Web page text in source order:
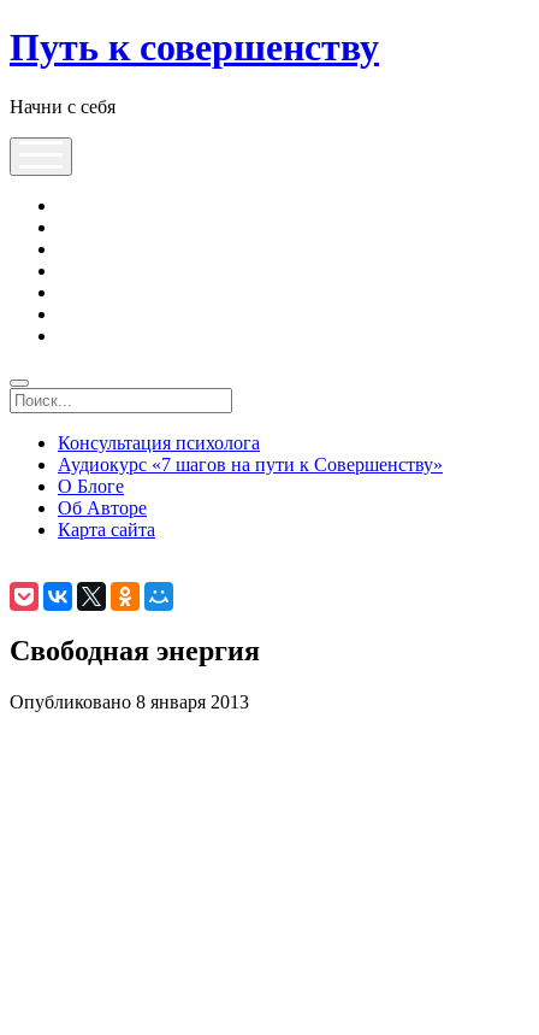
Путь к совершенству
Начни с себя
Консультация психолога
Аудиокурс «7 шагов на пути к Совершенству»
О Блоге
Об Авторе
Карта сайта
Свободная энергия
Опубликовано 8 января 2013